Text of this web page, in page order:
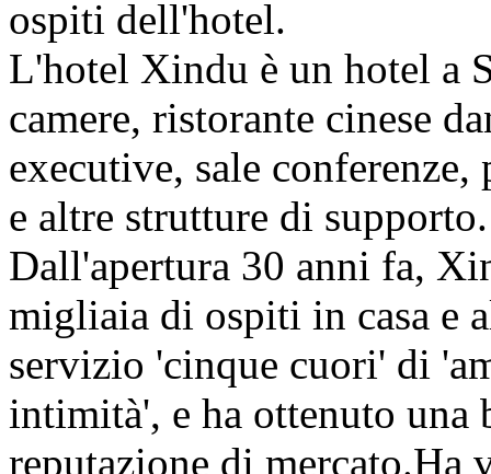
ospiti dell'hotel.
L'hotel Xindu è un hotel a
camere, ristorante cinese
executive, sale
e altre strutture di supporto.
Dall'apertura 30 anni fa,
migliaia di ospiti in casa e
servizio 'cinque cuori' di
intimità', e ha ottenuto una
reputazione di